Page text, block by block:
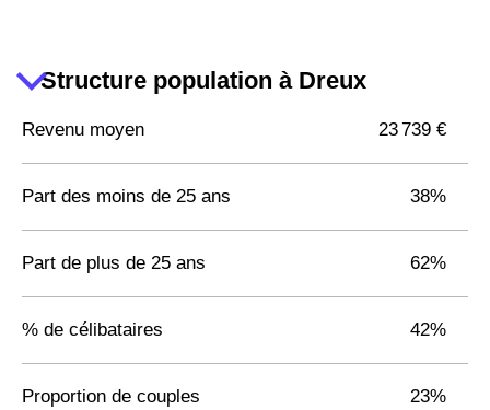
Structure population à Dreux
Revenu moyen 23 739 €
Part des moins de 25 ans 38%
Part de plus de 25 ans 62%
% de célibataires 42%
Proportion de couples 23%